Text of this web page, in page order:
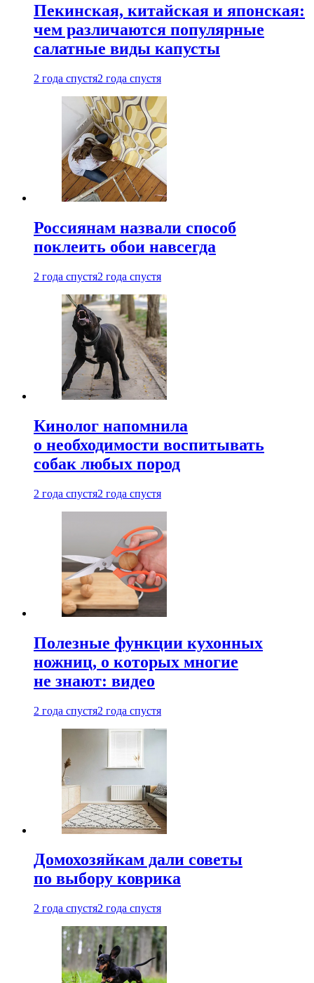
Пекинская, китайская и японская:
чем различаются популярные
салатные виды капусты
2 года спустя2 года спустя
Россиянам назвали способ
поклеить обои навсегда
2 года спустя2 года спустя
Кинолог напомнила
о необходимости воспитывать
собак любых пород
2 года спустя2 года спустя
Полезные функции кухонных
ножниц, о которых многие
не знают: видео
2 года спустя2 года спустя
Домохозяйкам дали советы
по выбору коврика
2 года спустя2 года спустя